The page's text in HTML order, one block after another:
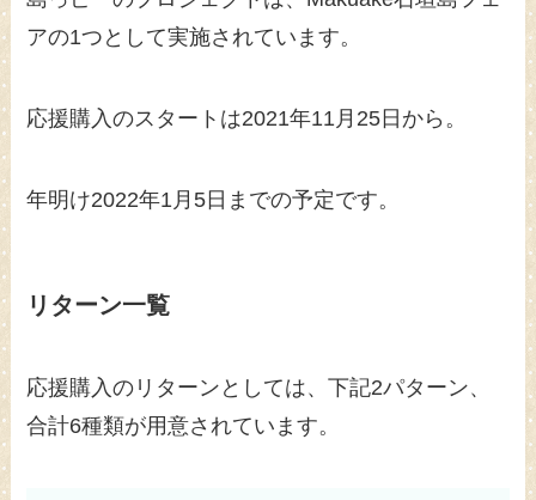
アの1つとして実施されています。
応援購入のスタートは2021年11月25日から。
年明け2022年1月5日までの予定です。
リターン一覧
応援購入のリターンとしては、下記2パターン、
合計6種類が用意されています。